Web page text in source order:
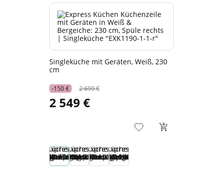
Singleküche mit Geräten, Weiß, 230
cm
-150 € 2 699 €
2 549 €